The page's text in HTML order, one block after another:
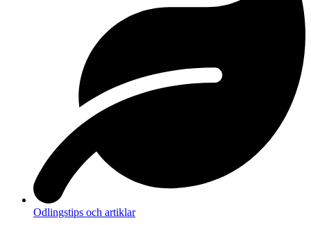
Odlingstips och artiklar